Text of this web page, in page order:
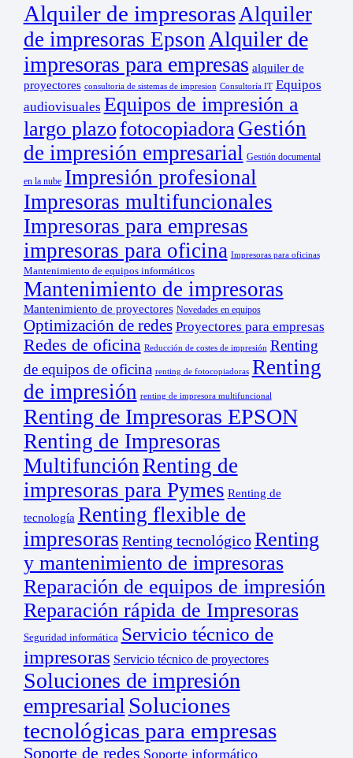
Alquiler de impresorasAlquiler
de impresoras EpsonAlquiler de
impresoras para empresas alquiler de
proyectores consultoria de sistemas de impresion Consultoría IT Equipos
audiovisuales Equipos de impresión a
largo plazofotocopiadoraGestión
de impresión empresarial Gestión documental
en la nube Impresión profesional
Impresoras multifuncionales
Impresoras para empresas
impresoras para oficina Impresoras para oficinas
Mantenimiento de equipos informáticos
Mantenimiento de impresoras
Mantenimiento de proyectores Novedades en equipos
Optimización de redes Proyectores para empresas
Redes de oficina Reducción de costes de impresión Renting
de equipos de oficina renting de fotocopiadoras Renting
de impresión renting de impresora multifuncional
Renting de Impresoras EPSON
Renting de Impresoras
MultifunciónRenting de
impresoras para Pymes Renting de
tecnología Renting flexible de
impresoras Renting tecnológico Renting
y mantenimiento de impresoras
Reparación de equipos de impresión
Reparación rápida de Impresoras
Seguridad informática Servicio técnico de
impresoras Servicio técnico de proyectores
Soluciones de impresión
empresarial Soluciones
tecnológicas para empresas
Soporte de redes Soporte informático